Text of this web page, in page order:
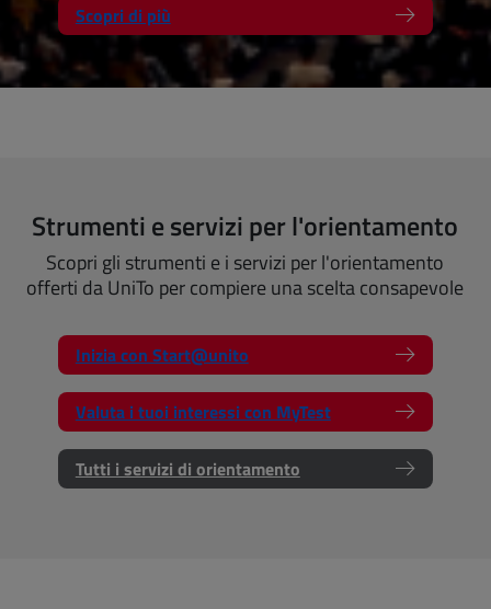
Scopri di più
Strumenti e servizi per l'orientamento
Scopri gli strumenti e i servizi per l'orientamento
offerti da UniTo per compiere una scelta consapevole
Inizia con Start@unito
Valuta i tuoi interessi con MyTest
Tutti i servizi di orientamento